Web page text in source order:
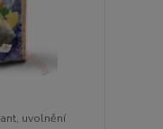
uvolnění